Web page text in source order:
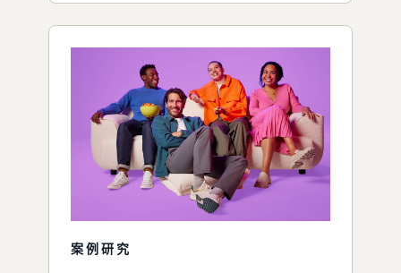
案例研究